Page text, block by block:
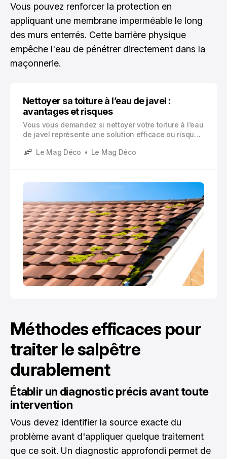
Vous pouvez renforcer la protection en
appliquant une membrane imperméable le long
des murs enterrés. Cette barrière physique
empêche l'eau de pénétrer directement dans la
maçonnerie.
Nettoyer sa toiture à l’eau de javel :
avantages et risques
Vous vous demandez si nettoyer votre toiture à l’eau
de javel représente une solution efficace ou risquée
car votre toit constitue la première ligne de défense
Le Mag Déco Le Mag Déco
Méthodes efficaces pour
traiter le salpêtre
durablement
Établir un diagnostic précis avant toute
intervention
Vous devez identifier la source exacte du
problème avant d'appliquer quelque traitement
que ce soit. Un diagnostic approfondi permet de